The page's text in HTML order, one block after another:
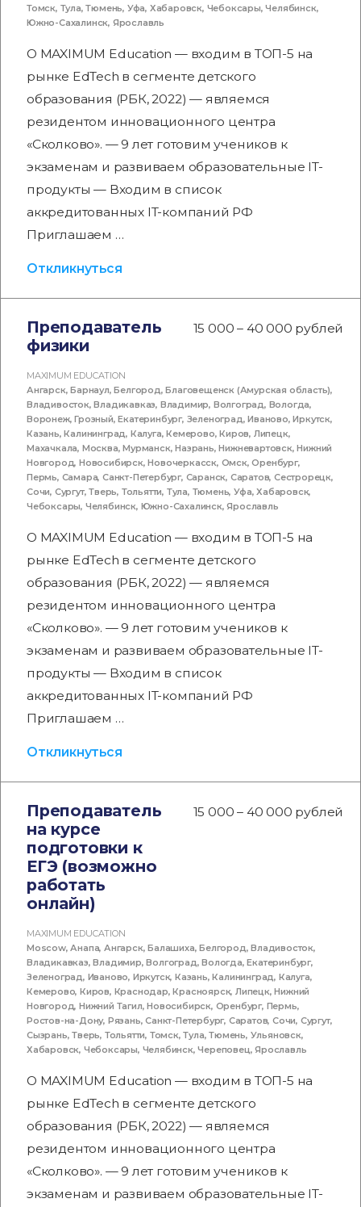
Томск, Тула,Тюмень, Уфа, Хабаровск, Чебоксары,Челябинск,
Южно-Сахалинск, Ярославль
О MAXIMUM Education — входим в ТОП-5 на
рынке EdTech в сегменте детского
образования (РБК, 2022) — являемся
резидентом инновационного центра
«Сколково». — 9 лет готовим учеников к
экзаменам и развиваем образовательные IT-
продукты — Входим в список
аккредитованных IT-компаний РФ
Приглашаем …
Откликнуться
Преподаватель
физики
15 000 – 40 000 рублей
MAXIMUM EDUCATION
Ангарск,Барнаул,Белгород,Благовещенск (Амурская область),
Владивосток,Владикавказ, Владимир, Волгоград, Вологда,
Воронеж,Грозный,Екатеринбург, Зеленоград,Иваново,Иркутск,
Казань,Калининград, Калуга,Кемерово,Киров, Липецк,
Махачкала, Москва,Мурманск,Назрань,Нижневартовск,Нижний
Новгород,Новосибирск,Новочеркасск, Омск,Оренбург,
Пермь, Самара,Санкт-Петербург, Саранск, Саратов,Сестрорецк,
Сочи, Сургут,Тверь, Тольятти, Тула, Тюмень,Уфа,Хабаровск,
Чебоксары, Челябинск, Южно-Сахалинск,Ярославль
О MAXIMUM Education — входим в ТОП-5 на
рынке EdTech в сегменте детского
образования (РБК, 2022) — являемся
резидентом инновационного центра
«Сколково». — 9 лет готовим учеников к
экзаменам и развиваем образовательные IT-
продукты — Входим в список
аккредитованных IT-компаний РФ
Приглашаем …
Откликнуться
Преподаватель
на курсе
подготовки к
ЕГЭ (возможно
работать
онлайн)
15 000 – 40 000 рублей
MAXIMUM EDUCATION
Moscow,Анапа,Ангарск,Балашиха,Белгород,Владивосток,
Владикавказ,Владимир,Волгоград,Вологда,Екатеринбург,
Зеленоград, Иваново, Иркутск,Казань,Калининград, Калуга,
Кемерово,Киров, Краснодар,Красноярск,Липецк,Нижний
Новгород,Нижний Тагил,Новосибирск, Оренбург, Пермь,
Ростов-на-Дону, Рязань,Санкт-Петербург, Саратов,Сочи, Сургут,
Сызрань,Тверь, Тольятти, Томск,Тула,Тюмень, Ульяновск,
Хабаровск, Чебоксары, Челябинск,Череповец,Ярославль
О MAXIMUM Education — входим в ТОП-5 на
рынке EdTech в сегменте детского
образования (РБК, 2022) — являемся
резидентом инновационного центра
«Сколково». — 9 лет готовим учеников к
экзаменам и развиваем образовательные IT-